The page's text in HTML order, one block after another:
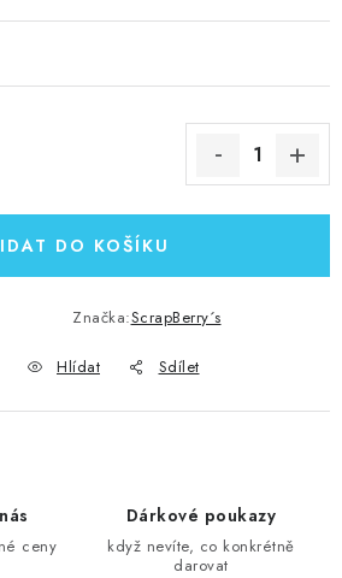
DO KOŠÍKU
Značka:ScrapBerry´s
Hlídat Sdílet
ceny
Dárkové poukazy
když nevíte, co konkrétně
darovat